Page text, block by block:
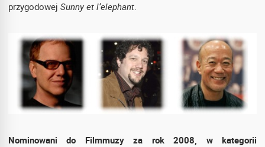
przygodowej Sunny et l’elephant.
Nominowani do Filmmuzy za rok 2008, w kategorii